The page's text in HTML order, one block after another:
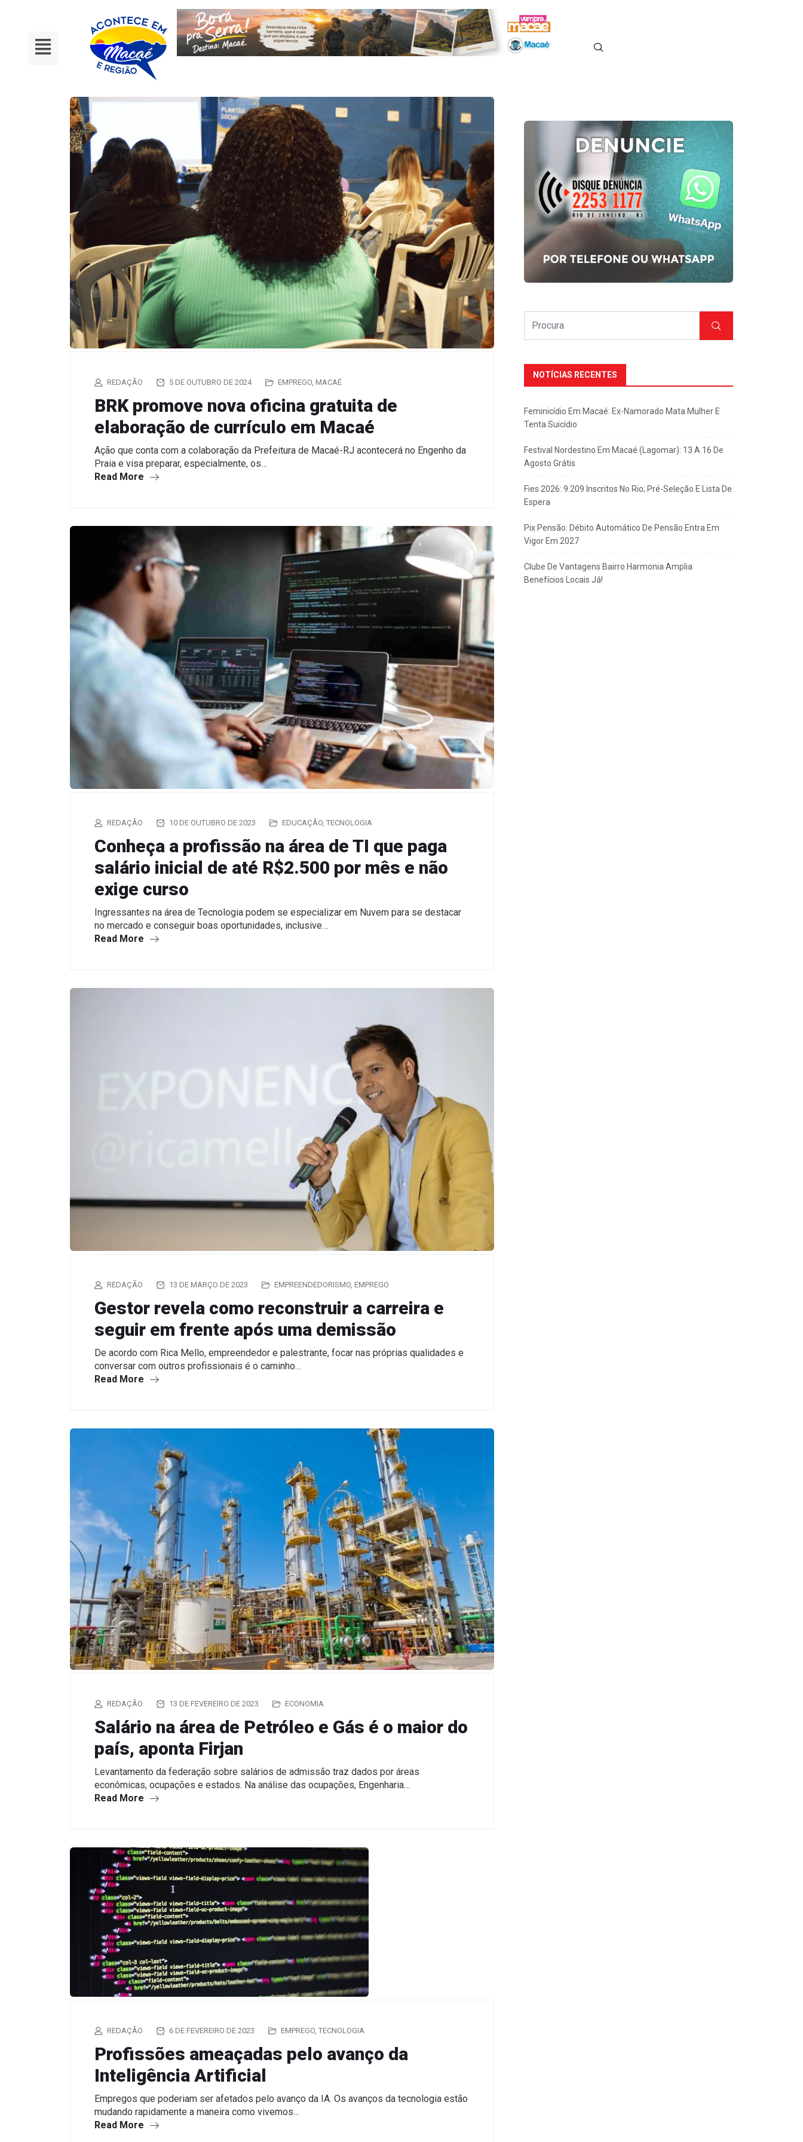
REDAÇÃO 5 DE OUTUBRO DE 2024 EMPREGO MACAÉ
BRK promove nova oficina gratuita de
elaboração de currículo em Macaé
Ação que conta com a colaboração da Prefeitura de Macaé-RJ acontecerá no Engenho da
Praia e visa preparar, especialmente, os…
Read More
REDAÇÃO 10 DE OUTUBRO DE 2023 EDUCAÇÃO TECNOLOGIA
Conheça a profissão na área de TI que paga
salário inicial de até R$2.500 por mês e não
exige curso
Ingressantes na área de Tecnologia podem se especializar em Nuvem para se destacar
no mercado e conseguir boas oportunidades, inclusive…
Read More
REDAÇÃO 13 DE MARÇO DE 2023 EMPREENDEDORISMO, EMPREGO
Gestor revela como reconstruir a carreira e
seguir em frente após uma demissão
De acordo com Rica Mello, empreendedor e palestrante, focar nas próprias qualidades e
conversar com outros profissionais é o caminho…
Read More
REDAÇÃO 13 DE FEVEREIRO DE 2023 ECONOMIA
Salário na área de Petróleo e Gás é o maior do
país, aponta Firjan
Levantamento da federação sobre salários de admissão traz dados por áreas
econômicas, ocupações e estados. Na análise das ocupações, Engenharia…
Read More
REDAÇÃO 6 DE FEVEREIRO DE 2023 EMPREGO, TECNOLOGIA
Profissões ameaçadas pelo avanço da
Inteligência Artificial
Empregos que poderiam ser afetados pelo avanço da IA. Os avanços da tecnologia estão
mudando rapidamente a maneira como vivemos…
Read More
NOTÍCIAS RECENTES
Feminicídio Em Macaé: Ex-Namorado Mata Mulher E
Tenta Suicídio
Festival Nordestino Em Macaé (Lagomar): 13 A 16 De
Agosto Grátis
Fies 2026: 9.209 Inscritos No Rio; Pré-Seleção E Lista De
Espera
Pix Pensão: Débito Automático De Pensão Entra Em
Vigor Em 2027
Clube De Vantagens Bairro Harmonia Amplia
Benefícios Locais Já!